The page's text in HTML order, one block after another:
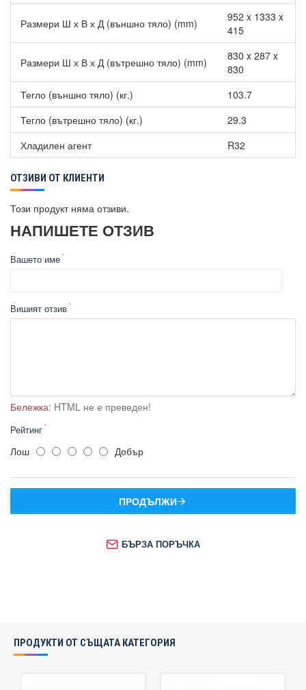
Размери Ш х В х Д (външно тяло) (mm)
952 x 1333 x
415
Размери Ш х В х Д (вътрешно тяло) (mm)
830 x 287 x
830
Тегло (външно тяло) (кг.)
103.7
Тегло (вътрешно тяло) (кг.)
29.3
Хладилен агент
R32
ОТЗИВИ ОТ КЛИЕНТИ
Този продукт няма отзиви.
НАПИШЕТЕ ОТЗИВ
Вашето име
Вишият отзив
Бележка: HTML не е преведен!
Рейтинг
Лош Добър
ПРОДЪЛЖИ
БЪРЗА ПОРЪЧКА
ПРОДУКТИ ОТ СЪЩАТА КАТЕГОРИЯ